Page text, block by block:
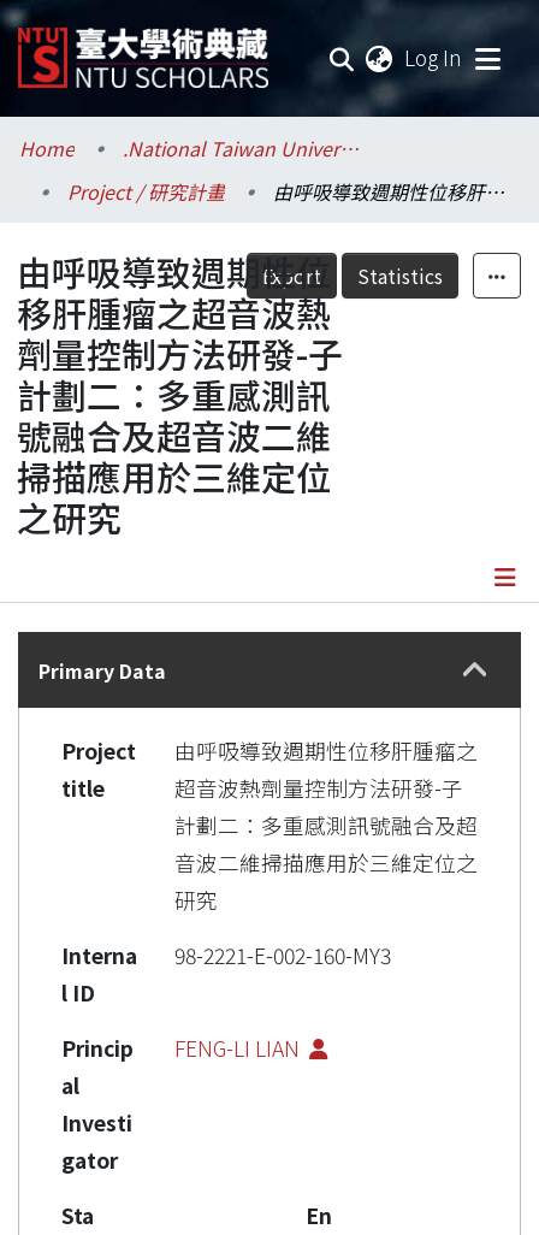
Log In
Communities & Collections
Research Outputs
Fundings & Projects
Researchers
Organizations
Statistics
Home
.National Taiwan University / 國立臺灣大學
Project / 研究計畫
由呼吸導致週期性位移肝腫瘤之超音波熱劑量控制方法研發-子計劃二：多重感測訊號融合及超音波二維掃描應用於三維定位之研究
Export Statistics
由呼吸導致週期性位
移肝腫瘤之超音波熱
劑量控制方法研發-子
計劃二：多重感測訊
號融合及超音波二維
掃描應用於三維定位
之研究
Details
Primary Data
Project
title
由呼吸導致週期性位移肝腫瘤之
超音波熱劑量控制方法研發-子
計劃二：多重感測訊號融合及超
音波二維掃描應用於三維定位之
研究
Interna
l ID
98-2221-E-002-160-MY3
Princip
al
Investi
gator
FENG-LI LIAN
Sta
En